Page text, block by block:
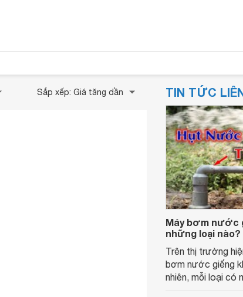
Sắp xếp: Giá tăng dần TIN TỨC
Máy bơm nước
những loại nào?
Trên thị trường
bơm nước giếng
nhiên, mỗi loại có